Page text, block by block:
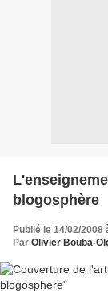
blogosphère
Publié le 14/02/2008
Par Olivier Bouba-